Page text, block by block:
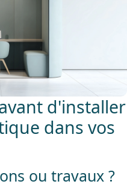
d'installer
dans vos
ou travaux ?